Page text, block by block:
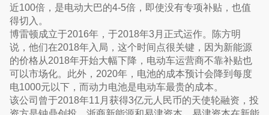
近100倍，是电动大巴的4-5倍，即使没有专项补贴，也值
得切入。
博雷顿成立于2016年，于2018年3月正式运作。陈方明
说，他们在2018年入局，这个时间点很关键，因为新能源
的价格从2018年开始大幅下降，电动车运营商不靠补贴也
可以市场化。此外，2020年，电池的成本预计会降到每度
电1000元以下，而动力电池是电动车最贵的成本。
该公司曾于2018年11月获得3亿元人民币的天使轮融资，投